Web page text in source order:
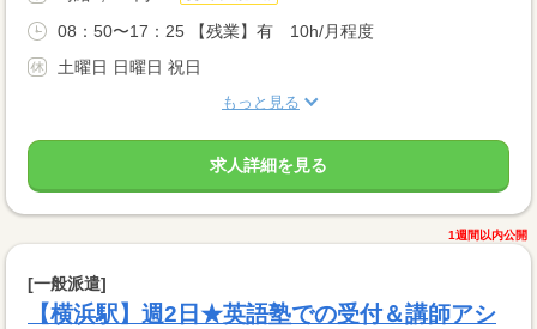
08：50〜17：25 【残業】有 10h/月程度
土曜日 日曜日 祝日
もっと見る
求人詳細を見る
1週間以内公開
[一般派遣]
【横浜駅】週2日★英語塾での受付＆講師アシ